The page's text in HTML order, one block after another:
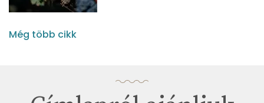
Még több cikk